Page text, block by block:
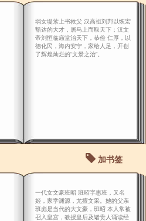
弱女堤萦上书救父 汉高祖刘邦以恢宏
豁达的大才，居马上而取天下；汉文
帝刘恒临庙堂治天下，恭俭 仁厚，以
德化民，海内安宁，家给人足，开创
了辉煌灿烂的“文景之治”。
加书签
一代女文豪班昭 班昭字惠班，又名
姬，家学渊源，尤擅文采。她的父亲
班彪是当代的大文豪，班昭 本人常被
召入皇宫，教授皇后及诸贵人诵读经